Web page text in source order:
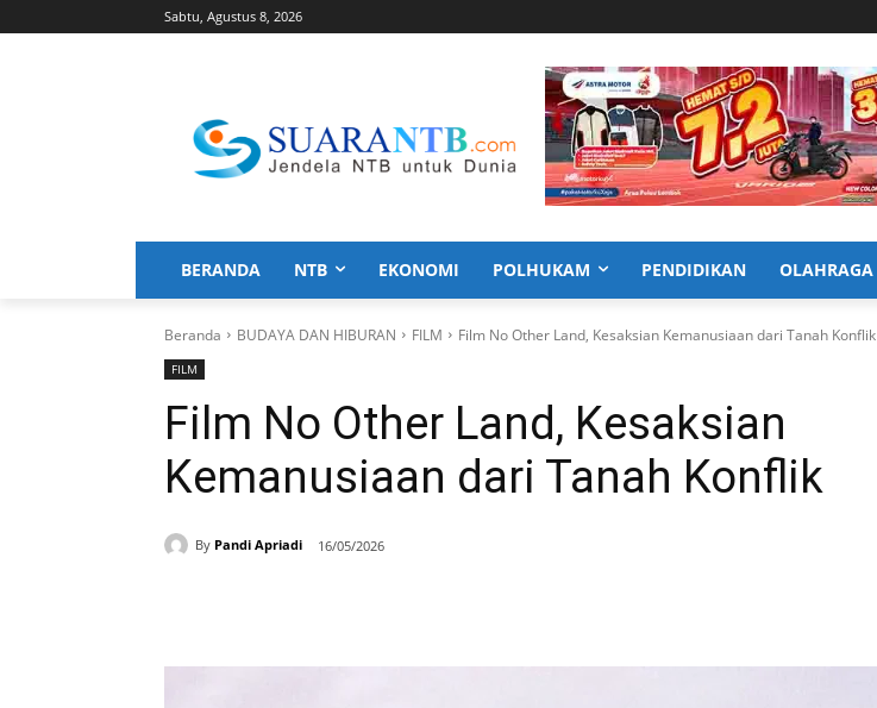
Sabtu, Agustus 8, 2026
BERANDA NTB EKONOMI POLHUKAM PENDIDIKAN OLAHRAGA
Beranda BUDAYA DAN HIBURAN FILM Film No Other Land, Kesaksian Kemanusiaan dari Tanah Konflik
FILM
Film No Other Land, Kesaksian
Kemanusiaan dari Tanah Konflik
By Pandi Apriadi 16/05/2026